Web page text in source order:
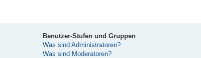
Benutzer-Stufen und Gruppen
Was sind Administratoren?
Was sind Moderatoren?